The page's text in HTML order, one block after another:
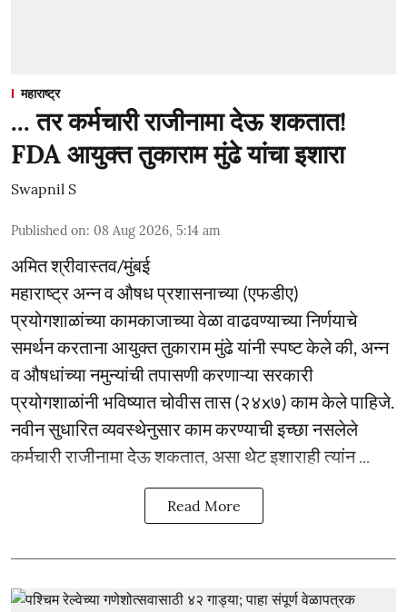
महाराष्ट्र
... तर कर्मचारी राजीनामा देऊ शकतात!
FDA आयुक्त तुकाराम मुंढे यांचा इशारा
Swapnil S
Published on: 08 Aug 2026, 5:14 am
अमित श्रीवास्तव/मुंबई
महाराष्ट्र अन्न व औषध प्रशासनाच्या (एफडीए)
प्रयोगशाळांच्या कामकाजाच्या वेळा वाढवण्याच्या निर्णयाचे
समर्थन करताना आयुक्त तुकाराम मुंढे यांनी स्पष्ट केले की, अन्न
व औषधांच्या नमुन्यांची तपासणी करणाऱ्या सरकारी
प्रयोगशाळांनी भविष्यात चोवीस तास (२४x७) काम केले पाहिजे.
नवीन सुधारित व्यवस्थेनुसार काम करण्याची इच्छा नसलेले
कर्मचारी राजीनामा देऊ शकतात, असा थेट इशाराही त्यांन ...
Read More